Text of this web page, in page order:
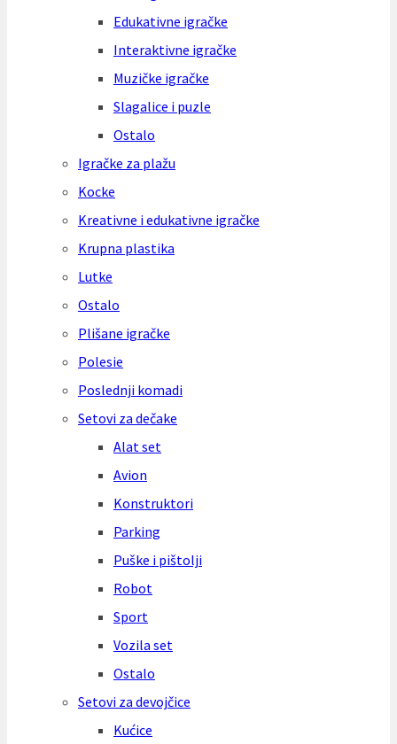
Edukativne igračke
Interaktivne igračke
Muzičke igračke
Slagalice i puzle
Ostalo
Igračke za plažu
Kocke
Kreativne i edukativne igračke
Krupna plastika
Lutke
Ostalo
Plišane igračke
Polesie
Poslednji komadi
Setovi za dečake
Alat set
Avion
Konstruktori
Parking
Puške i pištolji
Robot
Sport
Vozila set
Ostalo
Setovi za devojčice
Kućice